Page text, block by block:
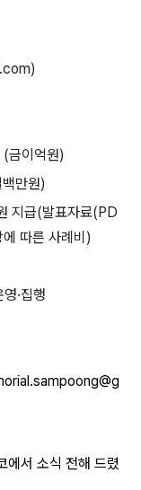
(금이억원)
만원)
지급(발표자료(PD
따른 사례비 )
영·집행
에서 소식 전해 드렸